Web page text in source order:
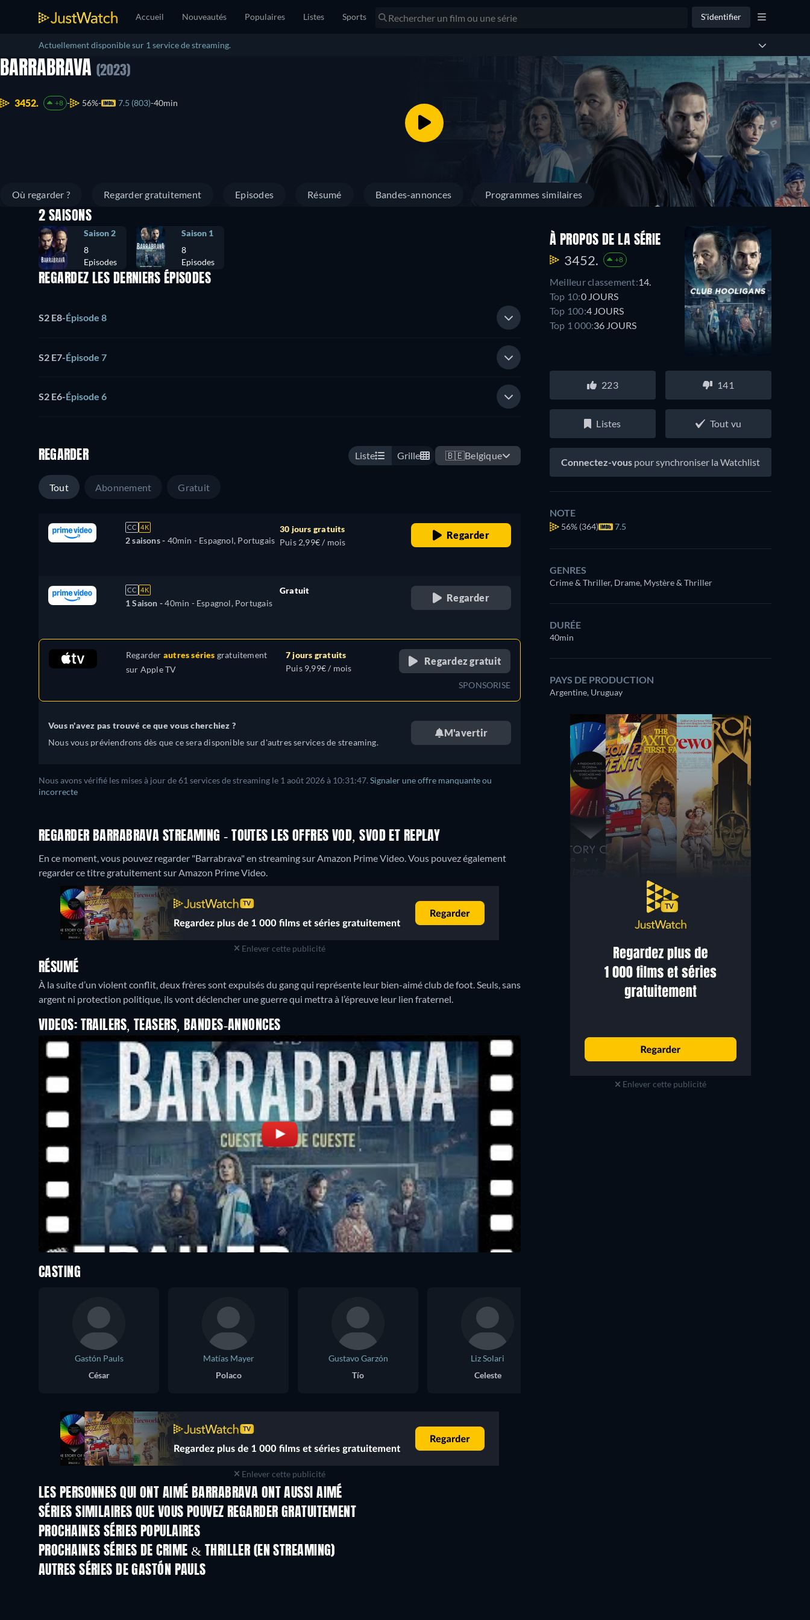
Accueil Nouveautés Populaires Listes Sports S'identifier
Actuellement disponible sur 1 service de streaming.
BARRABRAVA (2023)
3452. +8 56% 7.5 (803) 40min
Où regarder ? Regarder gratuitement Episodes Résumé Bandes-annonces Programmes similaires
2 SAISONS
Saison 2
8
Episodes
Saison 1
8
Episodes
REGARDEZ LES DERNIERS ÉPISODES
S2 E8-Épisode 8
S2 E7-Épisode 7
S2 E6-Épisode 6
REGARDER Liste Grille 🇧🇪Belgique
Tout Abonnement Gratuit
CC 4K
2 saisons - 40min - Espagnol, Portugais
30 jours gratuits
Puis 2,99€ / mois
Regarder
CC 4K
1 Saison -40min - Espagnol, Portugais
Gratuit
Regarder
Regarder autres séries gratuitement
sur Apple TV
7 jours gratuits
Puis 9,99€ / mois
Regardez gratuit
SPONSORISE
Vous n'avez pas trouvé ce que vous cherchiez ?
Nous vous préviendrons dès que ce sera disponible sur d'autres services de streaming.
M'avertir
Nous avons vérifié les mises à jour de 61 services de streaming le 1 août 2026 à 10:31:47. Signaler une offre manquante ou
incorrecte
REGARDER BARRABRAVA STREAMING - TOUTES LES OFFRES VOD, SVOD ET REPLAY
En ce moment, vous pouvez regarder "Barrabrava" en streaming sur Amazon Prime Video. Vous pouvez également
regarder ce titre gratuitement sur Amazon Prime Video.
Enlever cette publicité
RÉSUMÉ
À la suite d’un violent conflit, deux frères sont expulsés du gang qui représente leur bien-aimé club de foot. Seuls, sans
argent ni protection politique, ils vont déclencher une guerre qui mettra à l’épreuve leur lien fraternel.
VIDEOS: TRAILERS, TEASERS, BANDES-ANNONCES
À PROPOS DE LA SÉRIE
3452. +8
Meilleur classement:14.
Top 10:0 JOURS
Top 100:4 JOURS
Top 1 000:36 JOURS
223 141
Listes Tout vu
Connectez-vous pour synchroniser la Watchlist
NOTE
56% (364) 7.5
GENRES
Crime & Thriller, Drame, Mystère & Thriller
DURÉE
40min
PAYS DE PRODUCTION
Argentine, Uruguay
Enlever cette publicité
CASTING
Gastón Pauls
César
Matías Mayer
Polaco
Gustavo Garzón
Tío
Liz Solari
Celeste
Enlever cette publicité
LES PERSONNES QUI ONT AIMÉ BARRABRAVA ONT AUSSI AIMÉ
Série
SÉRIES SIMILAIRES QUE VOUS POUVEZ REGARDER GRATUITEMENT
Série Série
PROCHAINES SÉRIES POPULAIRES
Série
PROCHAINES SÉRIES DE CRIME & THRILLER (EN STREAMING)
Saison 6 Saison 2
AUTRES SÉRIES DE GASTÓN PAULS
Série